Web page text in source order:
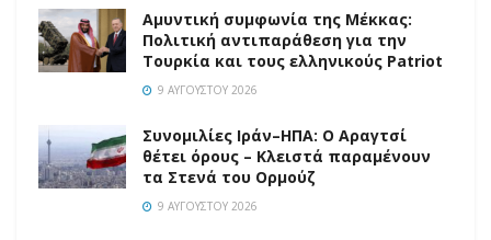
Αμυντική συμφωνία της Μέκκας:
Πολιτική αντιπαράθεση για την
Τουρκία και τους ελληνικούς Patriot
9 ΑΥΓΟΎΣΤΟΥ 2026
Συνομιλίες Ιράν–ΗΠΑ: Ο Αραγτσί
θέτει όρους – Κλειστά παραμένουν
τα Στενά του Ορμούζ
9 ΑΥΓΟΎΣΤΟΥ 2026